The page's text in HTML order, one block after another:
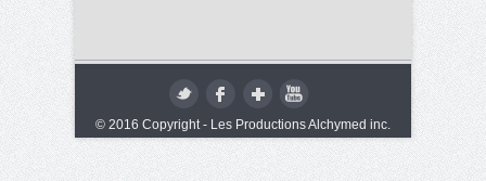
© 2016 Copyright - Les Productions Alchymed inc.